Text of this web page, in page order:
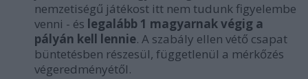
nemzetiségű játékost itt nem tudunk figyelembe
venni - és legalább 1 magyarnak végig a
pályán kell lennie. A szabály ellen vétő csapat
büntetésben részesül, függetlenül a mérkőzés
végeredményétől.